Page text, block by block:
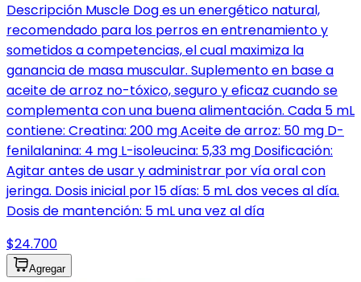
Descripción Muscle Dog es un energético natural,
recomendado para los perros en entrenamiento y
sometidos a competencias, el cual maximiza la
ganancia de masa muscular. Suplemento en base a
aceite de arroz no-tóxico, seguro y eficaz cuando se
complementa con una buena alimentación. Cada 5 mL
contiene: Creatina: 200 mg Aceite de arroz: 50 mg D-
fenilalanina: 4 mg L-isoleucina: 5,33 mg Dosificación:
Agitar antes de usar y administrar por vía oral con
jeringa. Dosis inicial por 15 días: 5 mL dos veces al día.
Dosis de mantención: 5 mL una vez al día
$24.700
Agregar